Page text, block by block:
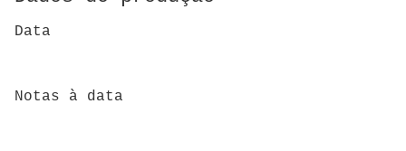
Data
Notas à data